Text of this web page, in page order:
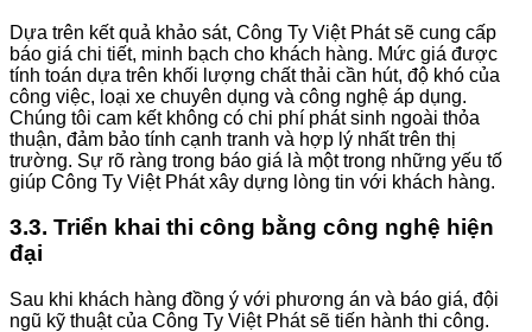
Dựa trên kết quả khảo sát, Công Ty Việt Phát sẽ cung cấp
báo giá chi tiết, minh bạch cho khách hàng. Mức giá được
tính toán dựa trên khối lượng chất thải cần hút, độ khó của
công việc, loại xe chuyên dụng và công nghệ áp dụng.
Chúng tôi cam kết không có chi phí phát sinh ngoài thỏa
thuận, đảm bảo tính cạnh tranh và hợp lý nhất trên thị
trường. Sự rõ ràng trong báo giá là một trong những yếu tố
giúp Công Ty Việt Phát xây dựng lòng tin với khách hàng.
3.3. Triển khai thi công bằng công nghệ hiện
đại
Sau khi khách hàng đồng ý với phương án và báo giá, đội
ngũ kỹ thuật của Công Ty Việt Phát sẽ tiến hành thi công.